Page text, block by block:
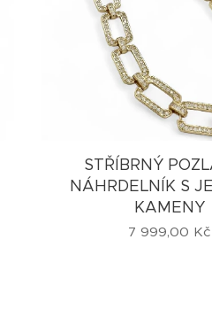
STŘÍBRNÝ
NÁHRDELNÍK S
KAMENY
7 999,00 Kč